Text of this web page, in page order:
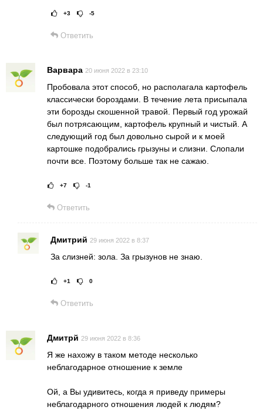
Рейтинг статьи:
+3 -5
Ответить
Варвара 20 июня 2022 в 23:10
Пробовала этот способ, но располагала картофель
классически бороздами. В течение лета присыпала
эти борозды скошенной травой. Первый год урожай
был потрясающим, картофель крупный и чистый. А
следующий год был довольно сырой и к моей
картошке подобрались грызуны и слизни. Слопали
почти все. Поэтому больше так не сажаю.
Рейтинг статьи:
+7 -1
Ответить
Дмитрий 29 июня 2022 в 8:37
За слизней: зола. За грызунов не знаю.
Рейтинг статьи:
+1 0
Ответить
Дмитрй 29 июня 2022 в 8:36
Я же нахожу в таком методе несколько
неблагодарное отношение к земле
Ой, а Вы удивитесь, когда я приведу примеры
неблагодарного отношения людей к людям?